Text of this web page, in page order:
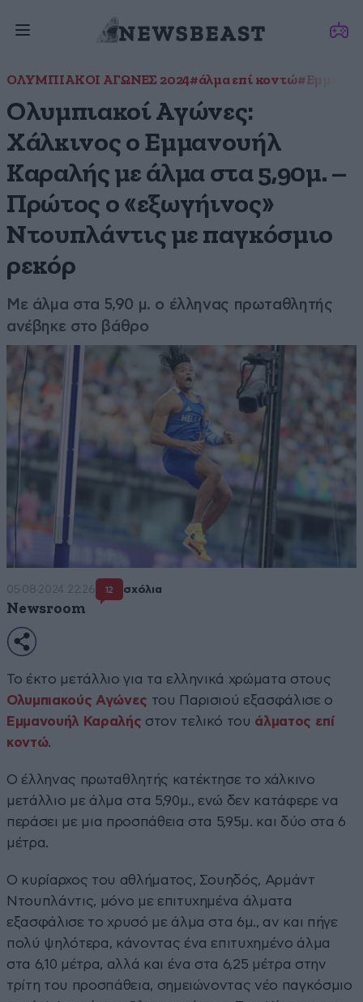
ΟΛΥΜΠΙΑΚΟΙ ΑΓΩΝΕΣ 2024#άλμα επί κοντώ
Ολυμπιακοί Αγώνες:
Χάλκινος ο Εμμανουήλ
Καραλής με άλμα στα 5,90μ. –
Πρώτος ο «εξωγήινος»
Ντουπλάντις με παγκόσμιο
ρεκόρ
Με άλμα στα 5,90 μ. ο έλληνας πρωταθλητής
ανέβηκε στο βάθρο
05·08·2024 22:26 12 σχόλια
Newsroom
Το έκτο μετάλλιο για τα ελληνικά χρώματα στους
Ολυμπιακούς Αγώνες του Παρισιού εξασφάλισε ο
Εμμανουήλ Καραλής στον τελικό του άλματος επί
κοντώ.
Ο έλληνας πρωταθλητής κατέκτησε το χάλκινο
μετάλλιο με άλμα στα 5,90μ., ενώ δεν κατάφερε να
περάσει με μια προσπάθεια στα 5,95μ. και δύο στα 6
μέτρα.
Ο κυρίαρχος του αθλήματος, Σουηδός, Αρμάντ
Ντουπλάντις, μόνο με επιτυχημένα άλματα
εξασφάλισε το χρυσό με άλμα στα 6μ., αν και πήγε
πολύ ψηλότερα, κάνοντας ένα επιτυχημένο άλμα
στα 6,10 μέτρα, αλλά και ένα στα 6,25 μέτρα στην
τρίτη του προσπάθεια, σημειώνοντας νέο παγκόσμιο